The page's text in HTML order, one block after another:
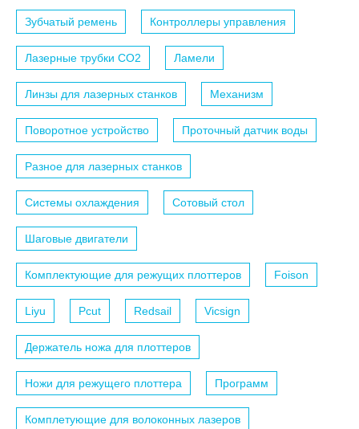
Зубчатый ремень Контроллеры управления
Лазерные трубки СО2 Ламели
Линзы для лазерных станков Механизм
Поворотное устройство Проточный датчик воды
Разное для лазерных станков
Системы охлаждения Сотовый стол
Шаговые двигатели
Комплектующие для режущих плоттеров Foison
Liyu Pcut Redsail Vicsign
Держатель ножа для плоттеров
Ножи для режущего плоттера Программ
Комплетующие для волоконных лазеров